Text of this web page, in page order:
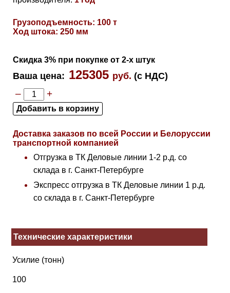
Грузоподъемность: 100 т
Ход штока: 250 мм
Скидка 3% при покупке от 2-х штук
Ваша цена: 125305 руб.(с НДС)
– +
Доставка заказов по всей России и Белоруссии
транспортной компанией
Отгрузка в ТК Деловые линии 1-2 р.д. со
склада в г. Санкт-Петербурге
Экспресс отгрузка в ТК Деловые линии 1 р.д.
со склада в г. Санкт-Петербурге
Технические характеристики
Усилие (тонн)
100